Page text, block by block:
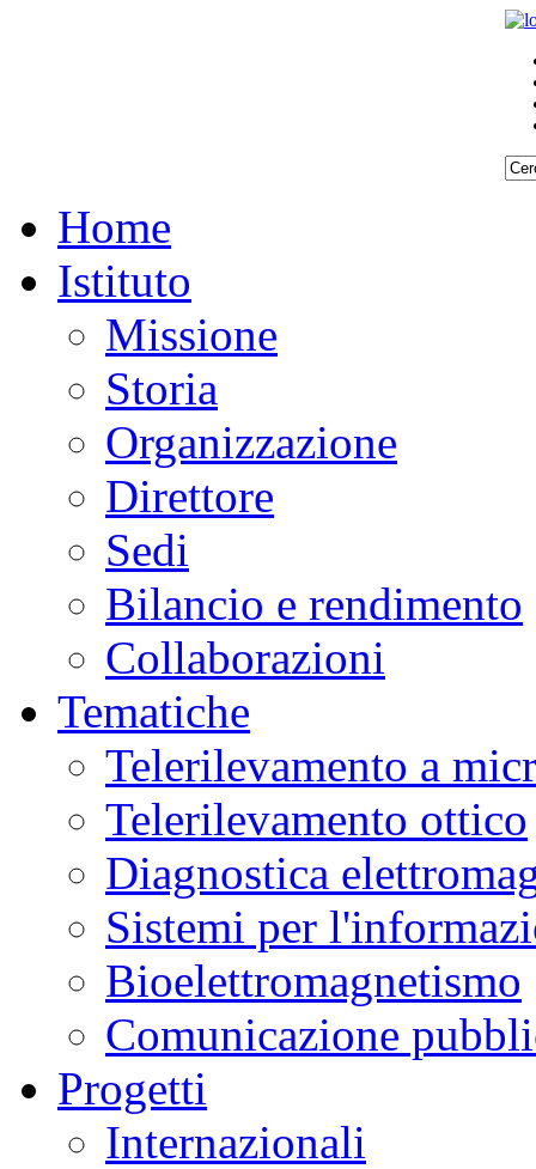
Home
Istituto
Missione
Storia
Organizzazione
Direttore
Sedi
Bilancio e rendimento
Collaborazioni
Tematiche
Telerilevamento a
Telerilevamento ottico
Diagnostica
Sistemi per
Bioelettromagnetismo
Comunicazione
Progetti
Internazionali